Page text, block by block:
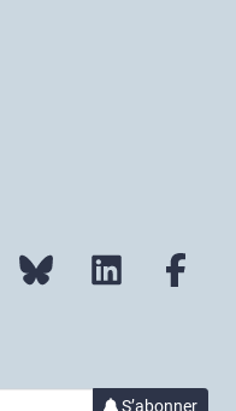
Mobilizon Bluesky LinkedIn
S’abonnerà la